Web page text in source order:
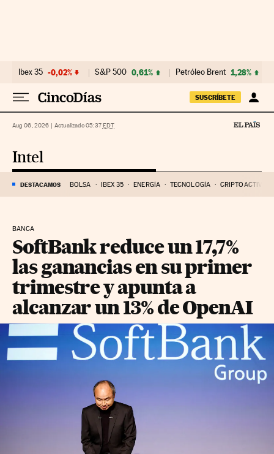
Ibex 35 -0,02% S&P 500 0,61% Petróleo Brent 1,28%
SUSCRÍBETE
Aug 06, 2026 | Actualizado 05:37EDT
Intel
DESTACAMOS BOLSA IBEX 35 ENERGÍA TECNOLOGÍA CRIPTOACTIVOS
BANCA
SoftBank reduce un 17,7%
las ganancias en su primer
trimestre y apunta a
alcanzar un 13% de OpenAI